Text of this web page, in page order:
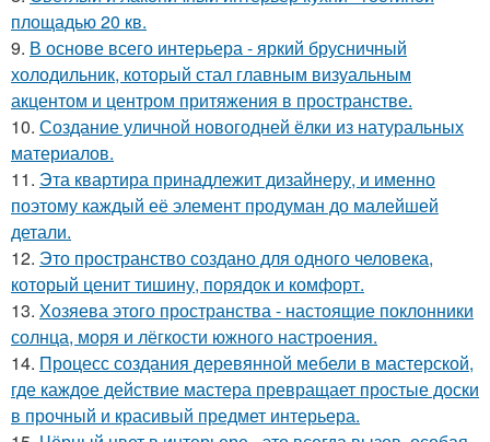
площадью 20 кв.
9. В основе всего интерьера - яркий брусничный
холодильник, который стал главным визуальным
акцентом и центром притяжения в пространстве.
10. Создание уличной новогодней ёлки из натуральных
материалов.
11. Эта квартира принадлежит дизайнеру, и именно
поэтому каждый её элемент продуман до малейшей
детали.
12. Это пространство создано для одного человека,
который ценит тишину, порядок и комфорт.
13. Хозяева этого пространства - настоящие поклонники
солнца, моря и лёгкости южного настроения.
14. Процесс создания деревянной мебели в мастерской,
где каждое действие мастера превращает простые доски
в прочный и красивый предмет интерьера.